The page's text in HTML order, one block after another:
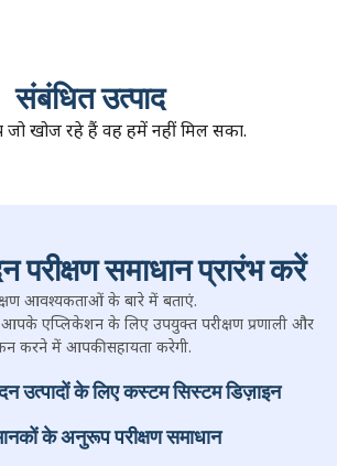
संबंधित उत्पाद
खोज रहे हैं वह हमें नहीं मिल सका.
परीक्षण समाधान प्रारंभ करें
आवश्यकताओं के बारे में बताएं.
आपके एप्लिकेशन के लिए उपयुक्त परीक्षण प्रणाली और
करने में आपकी सहायता करेगी.
उत्पादों के लिए कस्टम सिस्टम डिज़ाइन
के अनुरूप परीक्षण समाधान